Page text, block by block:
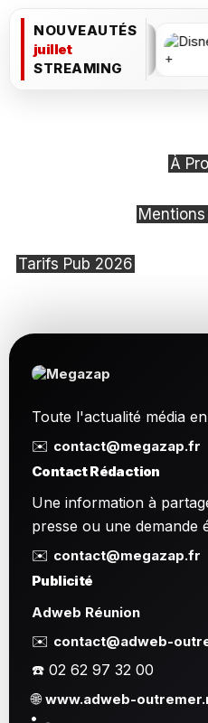
NOUVEAUTÉS
juillet
STREAMING
À
Tarifs Pub 2026
Toute l'actualité média
✉️ contact@megazap.fr
Contact Rédaction
Une information à
presse ou une demande
✉️ contact@megazap.fr
Publicité
Adweb Réunion
✉️ contact@adweb-
☎️ 02 62 97 32 00
🌐www.adweb-